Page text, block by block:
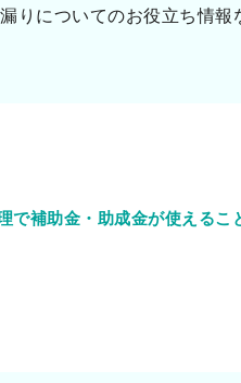
りについてのお役立ち情
で補助金・助成金が使えるこ